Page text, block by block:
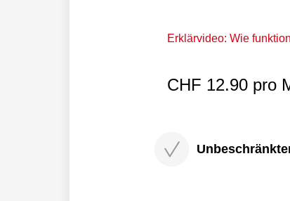
Erklärvideo: Wie
CHF 12.90 pro